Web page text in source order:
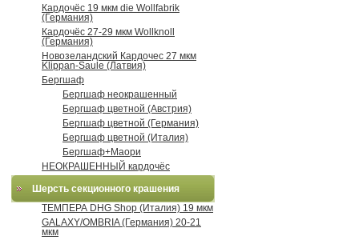
Кардочёс 19 мкм die Wollfabrik
(Германия)
Кардочёс 27-29 мкм Wollknoll
(Германия)
Новозеландский Кардочес 27 мкм
Klippan-Saule (Латвия)
Бергшаф
Бергшаф неокрашенный
Бергшаф цветной (Австрия)
Бергшаф цветной (Германия)
Бергшаф цветной (Италия)
Бергшаф+Маори
НЕОКРАШЕННЫЙ кардочёс
Шерсть секционного крашения
ТЕМПЕРА DHG Shop (Италия) 19 мкм
GALAXY/OMBRIA (Германия) 20-21
мкм